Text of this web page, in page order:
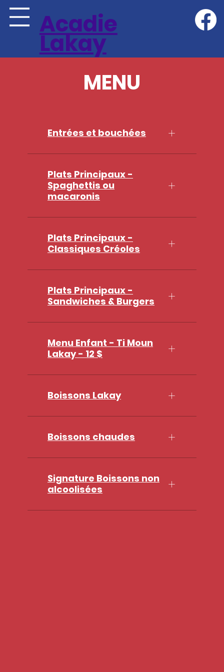
Acadie
Lakay
MENU
Entrées et bouchées
Plats Principaux -
Spaghettis ou
macaronis
Plats Principaux -
Classiques Créoles
Plats Principaux -
Sandwiches & Burgers
Menu Enfant - Ti Moun
Lakay - 12 $
Boissons Lakay
Boissons chaudes
Signature Boissons non
alcoolisées